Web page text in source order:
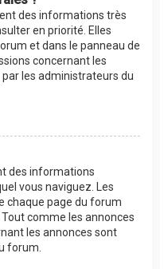
des informations très
en priorité. Elles
et dans le panneau de
concernant les
les administrateurs du
des informations
vous naviguez. Les
chaque page du forum
comme les annonces
les annonces sont
forum.